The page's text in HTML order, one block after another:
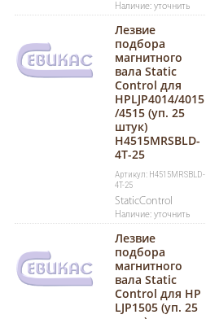
Наличие: уточнить
Лезвие
подбора
магнитного
вала Static
Control для
HPLJP4014/4015
/4515 (уп. 25
штук)
H4515MRSBLD-
4T-25
Артикул: H4515MRSBLD-
4T-25
StaticControl
Наличие: уточнить
Лезвие
подбора
магнитного
вала Static
Control для HP
LJP1505 (уп. 25